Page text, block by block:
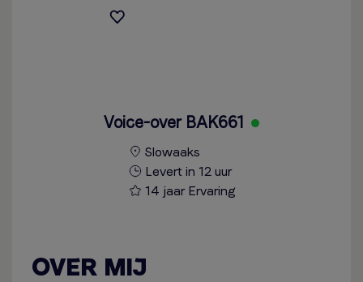
Voice-over BAK661
Slowaaks
Levert in 12 uur
14 jaar Ervaring
OVER MIJ